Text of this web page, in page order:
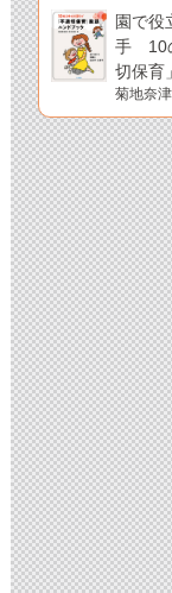
園で役
手 10
切保育
菊地奈